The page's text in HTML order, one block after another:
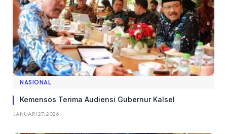
NASIONAL
Kemensos Terima Audiensi Gubernur Kalsel
JANUARI 27, 2026